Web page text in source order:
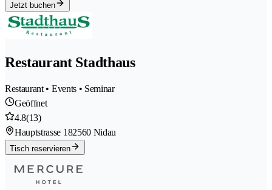
Jetzt buchen
Restaurant Stadthaus
Restaurant • Events • Seminar
Geöffnet
4.8(13)
Hauptstrasse 182560 Nidau
Tisch reservieren